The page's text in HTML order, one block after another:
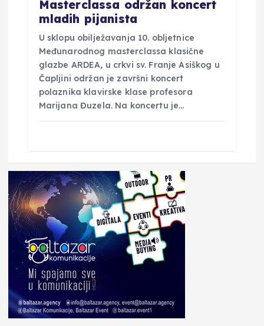
Masterclassa održan koncert
mladih pijanista
U sklopu obilježavanja 10. obljetnice
Međunarodnog masterclassa klasične
glazbe ARDEA, u crkvi sv. Franje Asiškog u
Čapljini održan je završni koncert
polaznika klavirske klase profesora
Marijana Đuzela. Na koncertu je…